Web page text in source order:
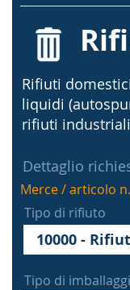
Rifiuti
liquidi
rifiuti industriali
Dettaglio
Merce / articolo
Tipo di rifiuto
Tipo di